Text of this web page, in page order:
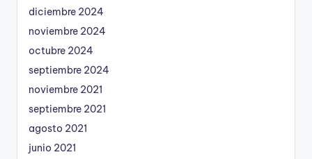
diciembre 2024
noviembre 2024
octubre 2024
septiembre 2024
noviembre 2021
septiembre 2021
agosto 2021
junio 2021